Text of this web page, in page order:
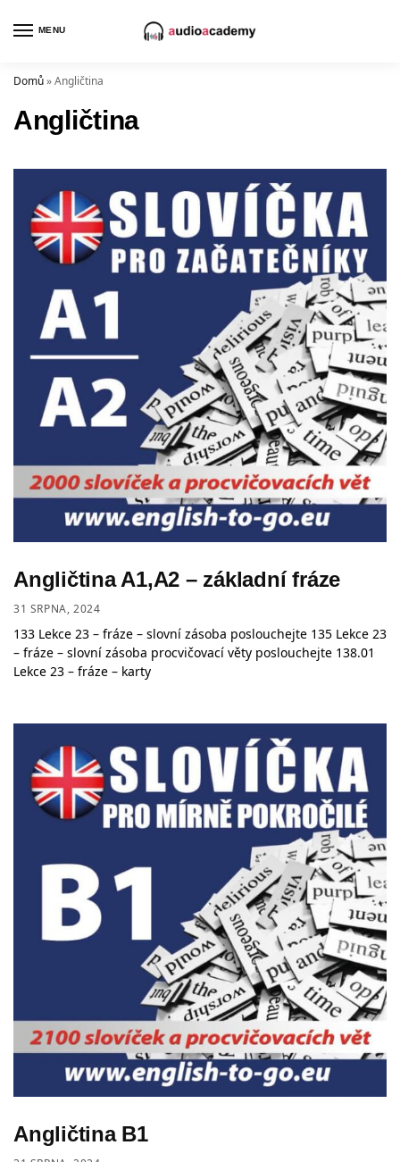
MENU
Domů»Angličtina
Angličtina
Angličtina A1,A2 – základní fráze
31 SRPNA, 2024
133 Lekce 23 – fráze – slovní zásoba poslouchejte 135 Lekce 23
– fráze – slovní zásoba procvičovací věty poslouchejte 138.01
Lekce 23 – fráze – karty
Angličtina B1